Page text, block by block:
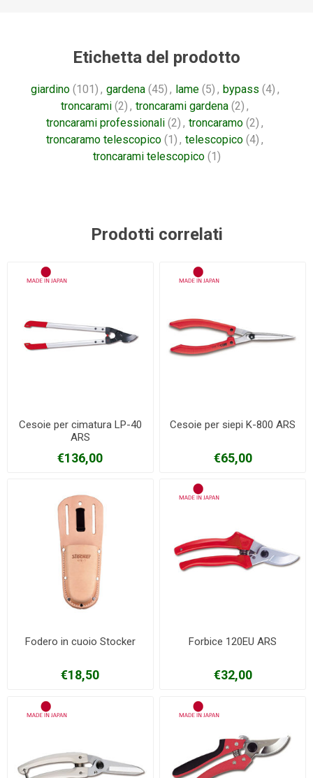
Etichetta del prodotto
giardino (101) , gardena (45) , lame (5) , bypass (4) ,
troncarami (2) , troncarami gardena (2) ,
troncarami professionali (2) , troncaramo (2) ,
troncaramo telescopico (1) , telescopico (4) ,
troncarami telescopico (1)
Prodotti correlati
Cesoie per cimatura LP-40
ARS
€136,00
Cesoie per siepi K-800 ARS
€65,00
Fodero in cuoio Stocker
€18,50
Forbice 120EU ARS
€32,00